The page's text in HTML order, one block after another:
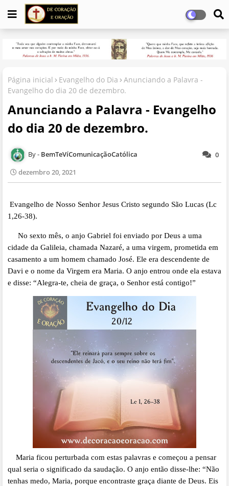
Página inicial Evangelho do Dia
Anunciando a Palavra -
Evangelho do dia 20 de dezembro.
Anunciando a Palavra - Evangelho
do dia 20 de dezembro.
0
BemTeVíComunicaçãoCatólica
dezembro 20, 2021
Evangelho de Nosso Senhor Jesus Cristo segundo São Lucas (Lc
1,26-38).
No sexto mês, o anjo Gabriel foi enviado por Deus a uma
cidade da Galileia, chamada Nazaré, a uma virgem, prometida em
casamento a um homem chamado José. Ele era descendente de
Davi e o nome da Virgem era Maria. O anjo entrou onde ela estava
e disse: “Alegra-te, cheia de graça, o Senhor está contigo!”
Maria ficou perturbada com estas palavras e começou a pensar
qual seria o significado da saudação. O anjo então disse-lhe: “Não
tenhas medo, Maria, porque encontraste graça diante de Deus. Eis